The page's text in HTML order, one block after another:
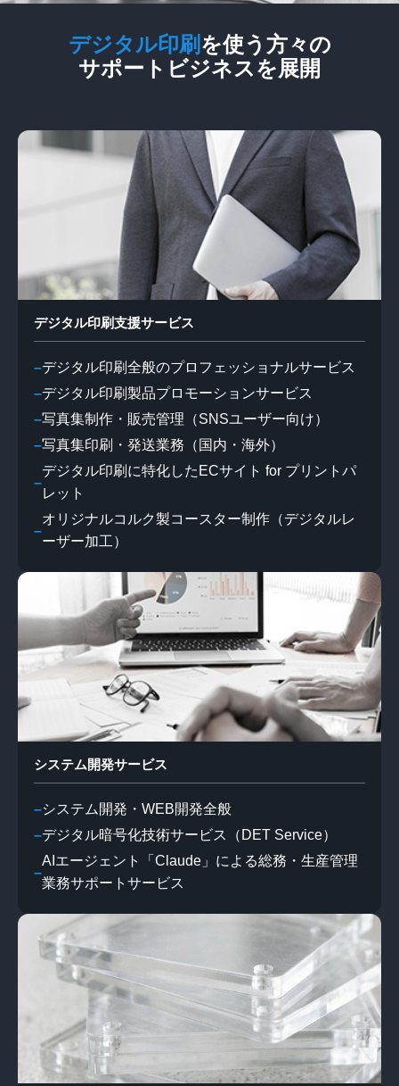
デジタル印刷 を使う方々の
サポートビジネスを展開
デジタル印刷支援サービス
デジタル印刷全般のプロフェッショナルサービス
デジタル印刷製品プロモーションサービス
写真集制作・販売管理（SNSユーザー向け）
写真集印刷・発送業務（国内・海外）
デジタル印刷に特化したECサイト for プリントパ
レット
オリジナルコルク製コースター制作（デジタルレ
ーザー加工）
システム開発サービス
システム開発・WEB開発全般
デジタル暗号化技術サービス（DET Service）
AIエージェント「Claude」による総務・生産管理
業務サポートサービス